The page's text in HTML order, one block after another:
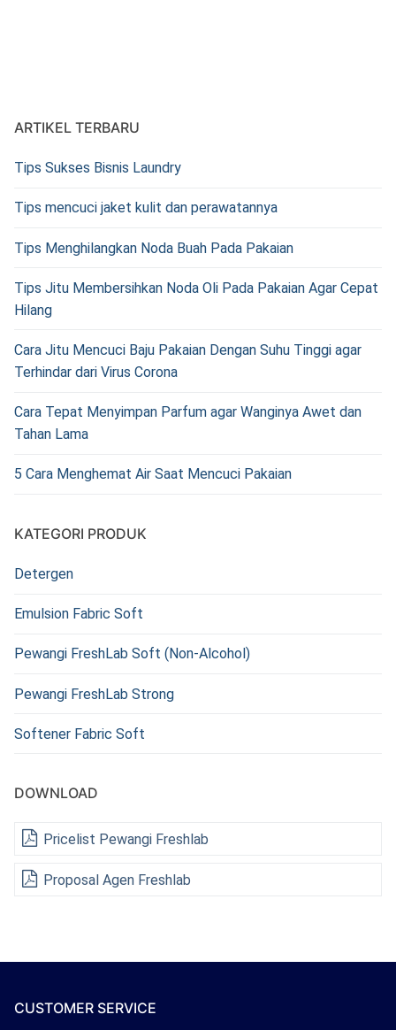
ARTIKEL TERBARU
Tips Sukses Bisnis Laundry
Tips mencuci jaket kulit dan perawatannya
Tips Menghilangkan Noda Buah Pada Pakaian
Tips Jitu Membersihkan Noda Oli Pada Pakaian Agar Cepat
Hilang
Cara Jitu Mencuci Baju Pakaian Dengan Suhu Tinggi agar
Terhindar dari Virus Corona
Cara Tepat Menyimpan Parfum agar Wanginya Awet dan
Tahan Lama
5 Cara Menghemat Air Saat Mencuci Pakaian
KATEGORI PRODUK
Detergen
Emulsion Fabric Soft
Pewangi FreshLab Soft (Non-Alcohol)
Pewangi FreshLab Strong
Softener Fabric Soft
DOWNLOAD
Pricelist Pewangi Freshlab
Proposal Agen Freshlab
CUSTOMER SERVICE